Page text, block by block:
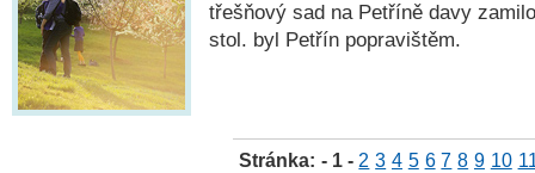
třešňový sad na Petříně davy
stol. byl Petřín popravištěm.
Stránka: - 1 - 2 3 4 5 6 7 8 9 10